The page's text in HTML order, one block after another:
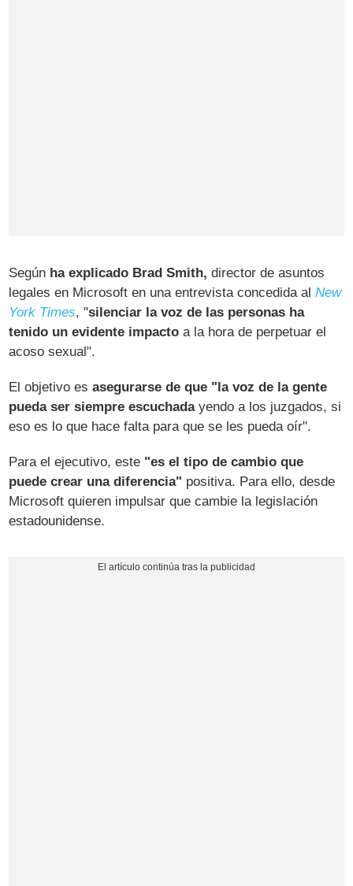
Según ha explicado Brad Smith, director de asuntos
legales en Microsoft en una entrevista concedida alNew
York Times, "silenciar la voz de las personas ha
tenido un evidente impacto a la hora de perpetuar el
acoso sexual".
El objetivo es asegurarse de que "la voz de la gente
pueda ser siempre escuchadayendo a los juzgados, si
eso es lo que hace falta para que se les pueda oír".
Para el ejecutivo, este "es el tipo de cambio que
puede crear una diferencia" positiva. Para ello, desde
Microsoft quieren impulsar que cambie la legislación
estadounidense.